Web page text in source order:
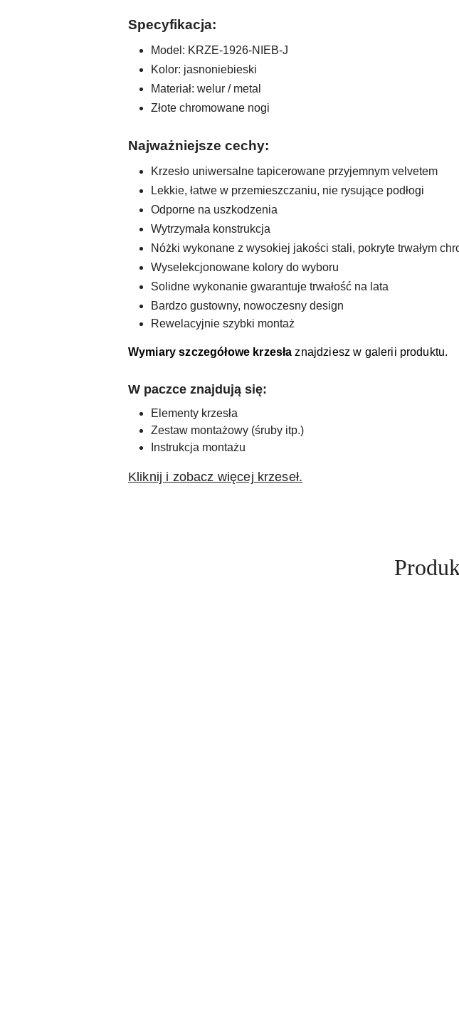
Specyfikacja:
Model: KRZE-1926-NIEB-J
Kolor: jasnoniebieski
Materiał: welur / metal
Złote chromowane nogi
Najważniejsze cechy:
Krzesło uniwersalne tapicerowane przyjemnym velvetem
Lekkie, łatwe w przemieszczaniu, nie rysujące podłogi
Odporne na uszkodzenia
Wytrzymała konstrukcja
Nóżki wykonane z wysokiej jakości stali, pokryte trwałym
Wyselekcjonowane kolory do wyboru
Solidne wykonanie gwarantuje trwałość na lata
Bardzo gustowny, nowoczesny design
Rewelacyjnie szybki montaż
Wymiary szczegółowe krzesłaznajdziesz w galerii produktu.
W paczce znajdują się:
Elementy krzesła
Zestaw montażowy (śruby itp.)
Instrukcja montażu
Kliknij i zobacz więcej krzeseł.